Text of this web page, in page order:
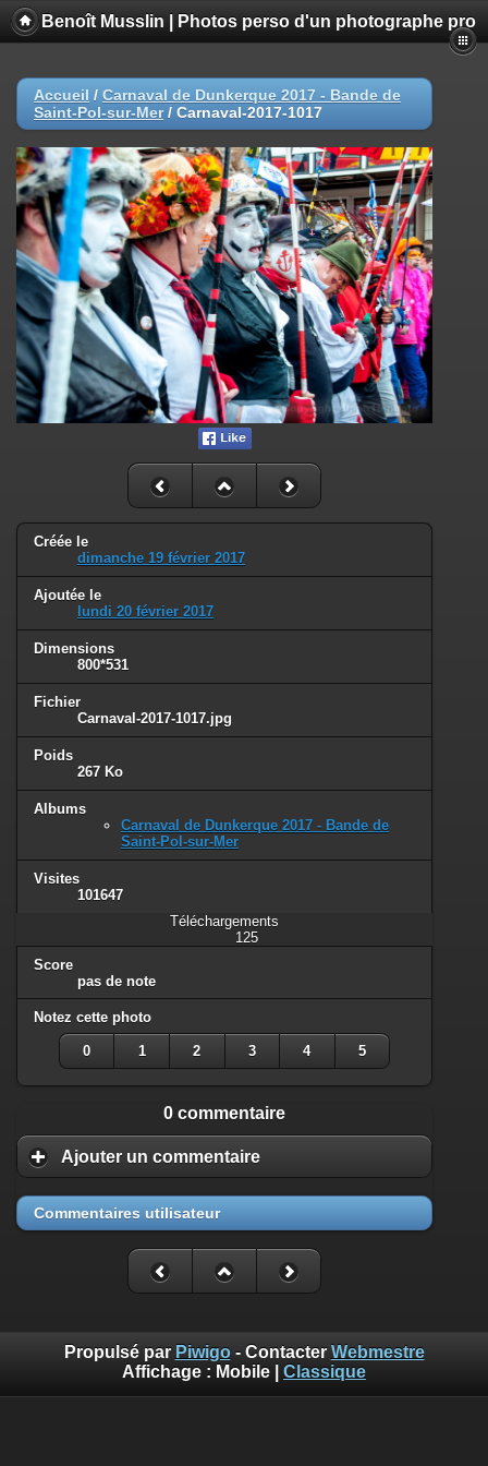
Benoît Musslin | Photos perso d'un photographe pro
Accueil / Carnaval de Dunkerque 2017 - Bande de
Saint-Pol-sur-Mer/ Carnaval-2017-1017
Créée le
dimanche 19 février 2017
Ajoutée le
lundi 20 février 2017
Dimensions
800*531
Fichier
Carnaval-2017-1017.jpg
Poids
267 Ko
Albums
Carnaval de Dunkerque 2017 - Bande de
Saint-Pol-sur-Mer
Visites
101647
Téléchargements
125
Score
pas de note
Notez cette photo
0 1 2 3 4 5
0 commentaire
Ajouter un commentaire
Commentaires utilisateur
Propulsé par Piwigo- Contacter Webmestre
Affichage : Mobile
Classique